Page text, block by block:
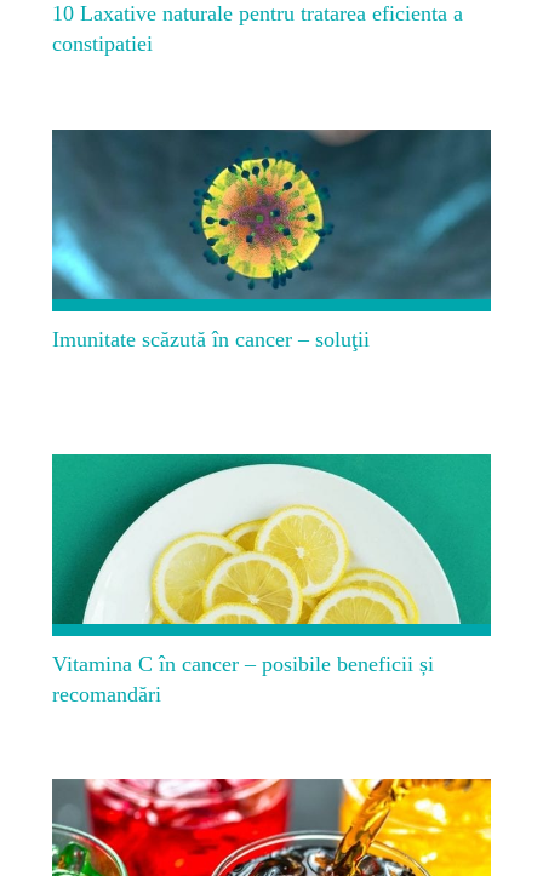
10 Laxative naturale pentru tratarea eficienta a
constipatiei
Imunitate scăzută în cancer – soluţii
Vitamina C în cancer – posibile beneficii și
recomandări